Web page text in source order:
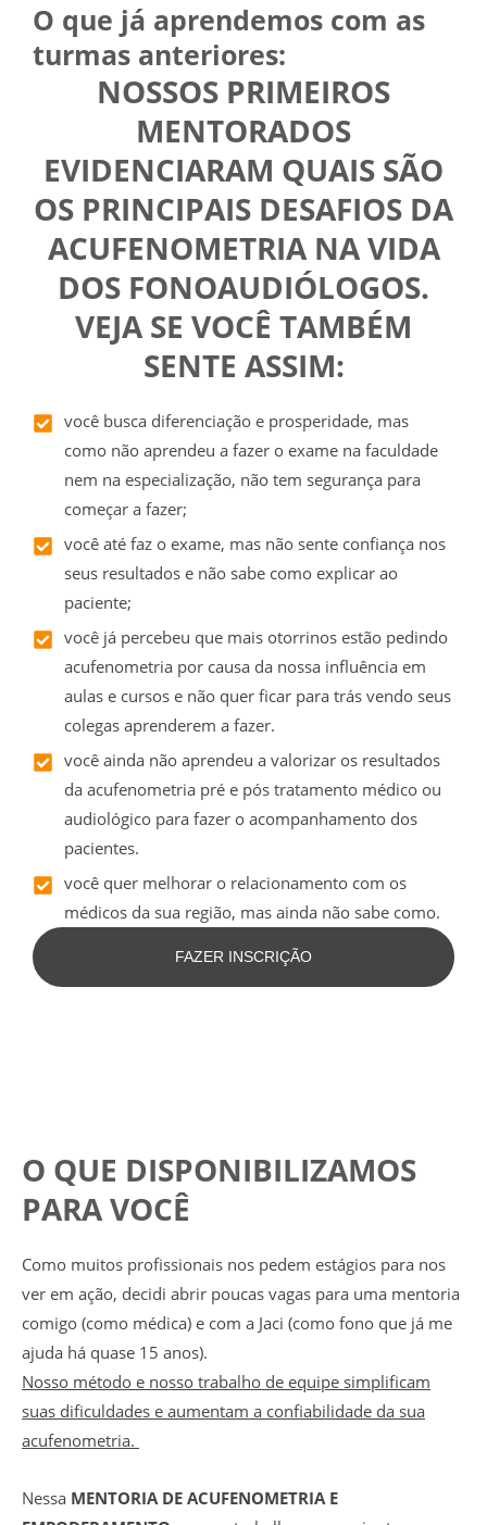
O que já aprendemos com as
turmas anteriores:
NOSSOS PRIMEIROS
MENTORADOS
EVIDENCIARAM QUAIS SÃO
OS PRINCIPAIS DESAFIOS DA
ACUFENOMETRIA NA VIDA
DOS FONOAUDIÓLOGOS.
VEJA SE VOCÊ TAMBÉM
SENTE ASSIM:
você busca diferenciação e prosperidade, mas
como não aprendeu a fazer o exame na faculdade
nem na especialização, não tem segurança para
começar a fazer;
você até faz o exame, mas não sente confiança nos
seus resultados e não sabe como explicar ao
paciente;
você já percebeu que mais otorrinos estão pedindo
acufenometria por causa da nossa influência em
aulas e cursos e não quer ficar para trás vendo seus
colegas aprenderem a fazer.
você ainda não aprendeu a valorizar os resultados
da acufenometria pré e pós tratamento médico ou
audiológico para fazer o acompanhamento dos
pacientes.
você quer melhorar o relacionamento com os
médicos da sua região, mas ainda não sabe como.
FAZER INSCRIÇÃO
O QUE DISPONIBILIZAMOS
PARA VOCÊ
Como muitos profissionais nos pedem estágios para nos
ver em ação, decidi abrir poucas vagas para uma mentoria
comigo (como médica) e com a Jaci (como fono que já me
ajuda há quase 15 anos).
Nosso método e nosso trabalho de equipe simplificam
suas dificuldades e aumentam a confiabilidade da sua
acufenometria.
Nessa MENTORIA DE ACUFENOMETRIA E